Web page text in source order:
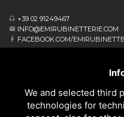
+39 02 91249467
INFO@EMIRUBINETTERIE.COM
FACEBOOK.COM/
20062 CASSANO D’ADDA MI - ITALIA
ΕΠΙΧΕΙΡΗΣΙΑΚΌ ΑΡΧΗΓΕΊΟ
VIA GIOVANNI FALCONE, 4
We and selected third
technologies for